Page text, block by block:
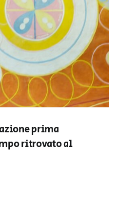
prima
ritrovato al